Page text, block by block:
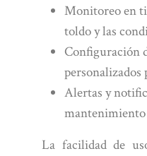
Monitoreo en
toldo y las
Configuración
personalizados
Alertas y
La facilidad de